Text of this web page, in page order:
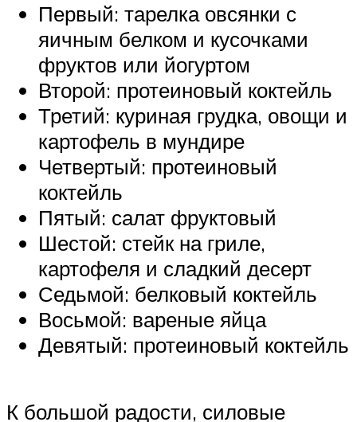
Первый: тарелка овсянки с
яичным белком и кусочками
фруктов или йогуртом
Второй: протеиновый коктейль
Третий: куриная грудка, овощи и
картофель в мундире
Четвертый: протеиновый
коктейль
Пятый: салат фруктовый
Шестой: стейк на гриле,
картофеля и сладкий десерт
Седьмой: белковый коктейль
Восьмой: вареные яйца
Девятый: протеиновый коктейль
К большой радости, силовые